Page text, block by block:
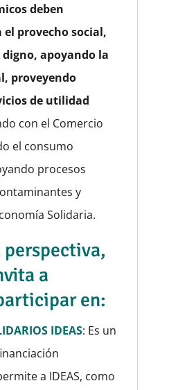
deben
provecho social,
apoyando la
proveyendo
de utilidad
con el Comercio
el consumo
procesos
y
Solidaria.
perspectiva,
a
en:
IDEAS: Es un
a IDEAS, como